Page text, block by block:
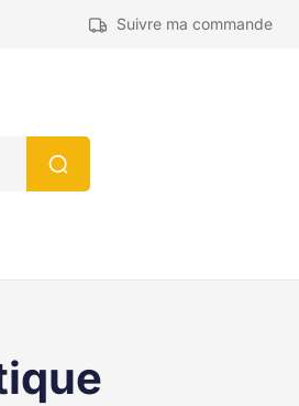
Suivre ma commande